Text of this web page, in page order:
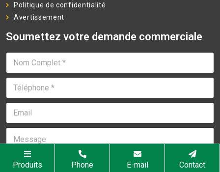
Politique de confidentialité
Avertissement
Soumettez votre demande commerciale
N
m
m
l
e
T
l
h
n
E
a
l
M
Produits Phone E-mail Contact